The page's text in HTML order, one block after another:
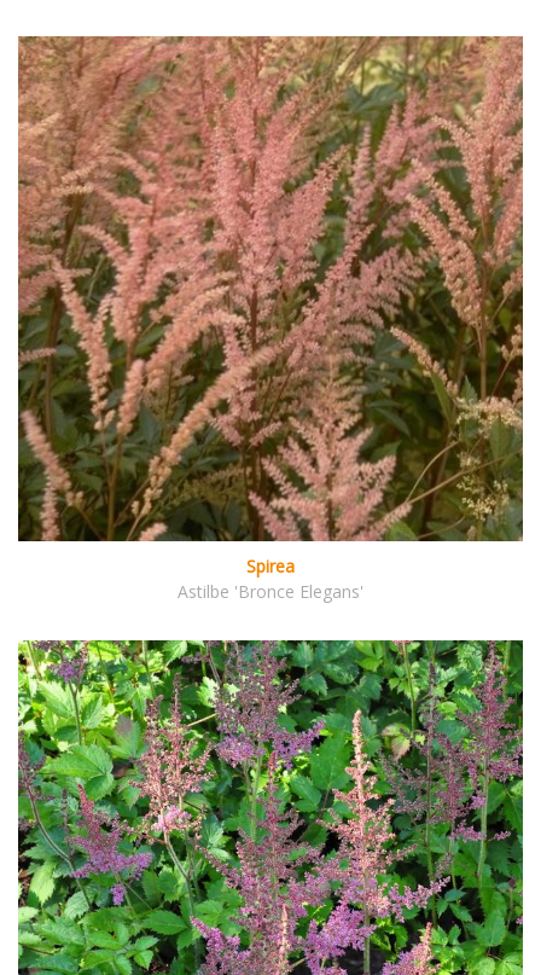
Spirea
Astilbe 'Bronce Elegans'